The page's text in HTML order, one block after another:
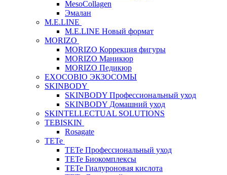
MesoCollagen
Эмалан
M.E.LINE
M.E.LINE Новый формат
MORIZO
MORIZO Коррекция фигуры
MORIZO Маникюр
MORIZO Педикюр
EXOCOBIO ЭКЗОСОМЫ
SKINBODY
SKINBODY Профессиональный уход
SKINBODY Домашний уход
SKINTELLECTUAL SOLUTIONS
TEBISKIN
Rosagate
TETe
TETe Профессиональный уход
TETe Биокомплексы
TETe Гиалуроновая кислота